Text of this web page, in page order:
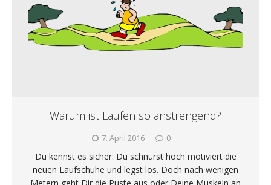
Warum ist Laufen so anstrengend?
7. April 2016 0
Du kennst es sicher: Du schnürst hoch motiviert die
neuen Laufschuhe und legst los. Doch nach wenigen